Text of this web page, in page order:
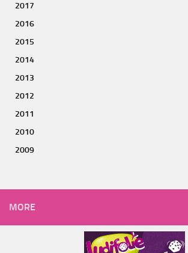
2017
2016
2015
2014
2013
2012
2011
2010
2009
MORE